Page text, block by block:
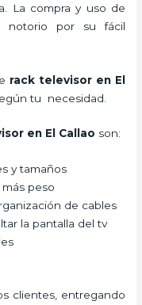
La compra y uso de
notorio por su fácil
rack televisoren El
tu necesidad.
en El Callao son:
y tamaños
peso
de cables
la pantalla del tv
clientes, entregando